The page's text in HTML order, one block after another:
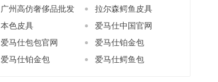
广州高仿奢侈品批发
拉尔森鳄鱼皮具
本色皮具
爱马仕中国官网
爱马仕包包官网
爱马仕铂金包
爱马仕铂金包
爱马仕鳄鱼包